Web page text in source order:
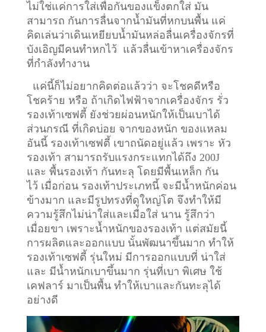
ไม่ใช่แค่การใส่เพื่อกันของแข็งตกใส่ มัน
สามารถ กันการลื่นจากน้ำมันที่หกบนพื้น แค่
คิดเล่นว่าเดินเหยียบน้ำมันหล่อลื่นเครื่องจักรที่
บังเอิญมีคนทำหกไว้ แล้วลื่นเข้าหาเครื่องจักร
ที่กำลังทำงาน
แค่นี้ก็ไม่อยากคิดต่อแล้วว่า จะโชคดีหรือ
โชคร้าย หรือ ถ้าเกิดไฟฟ้าจากเครื่องจักร รั่ว
รองเท้าเซฟตี้ ยังช่วยผ่อนหนักให้เป็นเบาได้
ส่วนกรณี ที่เกิดบ่อย จากของหนัก ของแหลม
อันนี้ รองเท้าเซฟตี้ เขาถนัดอยู่แล้ว เพราะ หัว
รองเท้า สามารถรับแรงกระแทกได้ถึง 200J
และ พื้นรองเท้า กันทะลุ โดยมีพื้นเหล็ก กัน
ไว้ เมื่อก่อน รองเท้าประเภทนี้ จะมีน้ำหนักค่อน
ข้างมาก และมีรูปทรงที่ดูใหญ่โต จึงทำให้มี
ความรู้สึกไม่น่าใส่และเมื่อใส่ นาน รู้สึกว่า
เมื่อยขา เพราะน้ำหนักของรองเท้า แต่สมัยนี้
การผลิตและออกแบบ นั้นพัฒนาขึ้นมาก ทำให้
รองเท้าเซฟตี้ รุ่นใหม่ มีการออกแบบที่ น่าใส่
และ มีน้ำหนักเบาขึ้นมาก รุ่นที่เบา พิเศษ ใช้
เคฟลาร์ มาเป็นพื้น ทำให้เบาและกันทะลุได้
อย่างดี